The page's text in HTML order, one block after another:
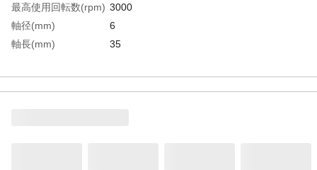
最高使用回転数(rpm) 3000
軸径(mm)
6
軸長(mm)
35
毛材
ステンレス